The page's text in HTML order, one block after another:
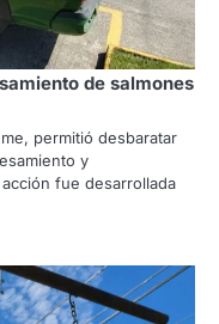
de salmones
permitió desbaratar
y
fue desarrollada